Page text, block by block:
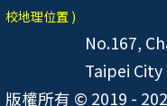
校地理位置 )
No.167,
Taipei City
版權所有 © 2019 -